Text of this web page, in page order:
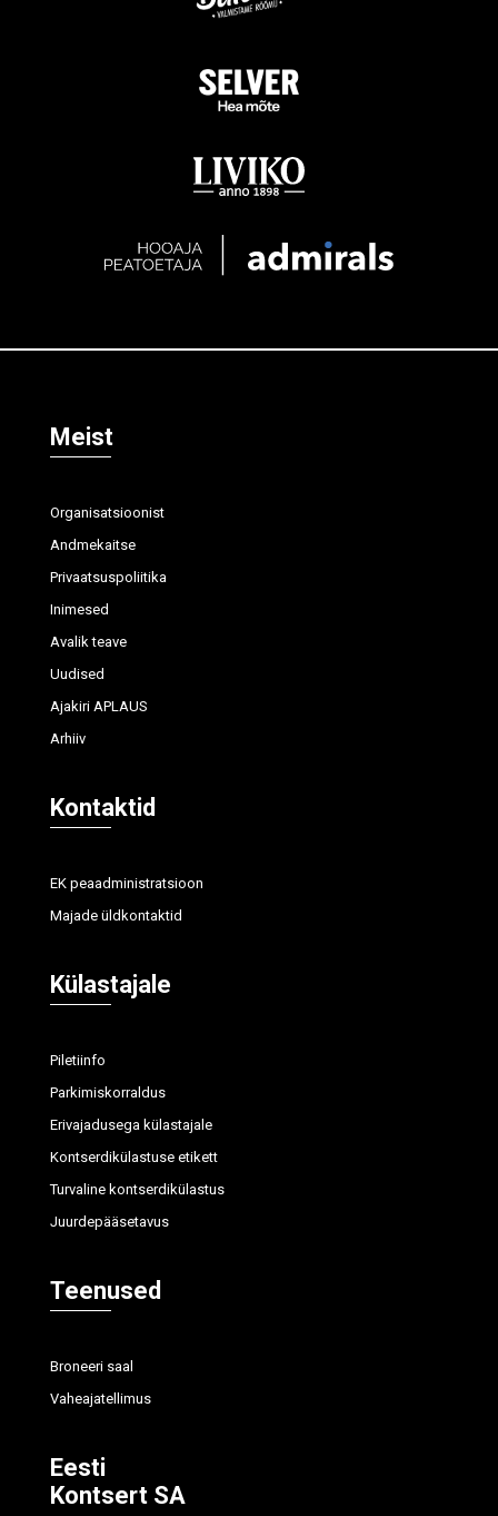
Meist
Organisatsioonist
Andmekaitse
Privaatsuspoliitika
Inimesed
Avalik teave
Uudised
Ajakiri APLAUS
Arhiiv
Kontaktid
EK peaadministratsioon
Majade üldkontaktid
Külastajale
Piletiinfo
Parkimiskorraldus
Erivajadusega külastajale
Kontserdikülastuse etikett
Turvaline kontserdikülastus
Juurdepääsetavus
Teenused
Broneeri saal
Vaheajatellimus
Eesti
Kontsert SA